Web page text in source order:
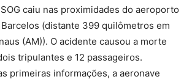
caiu nas proximidades do aeroporto
(distante 399 quilômetros em
(AM)). O acidente causou a morte
tripulantes e 12 passageiros.
primeiras informações, a aeronave